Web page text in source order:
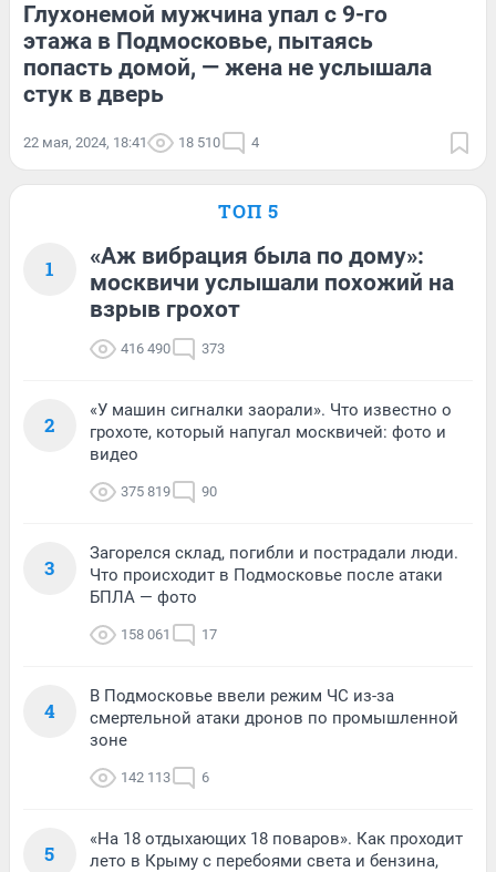
Глухонемой мужчина упал с 9-го
этажа в Подмосковье, пытаясь
попасть домой, — жена не услышала
стук в дверь
22 мая, 2024, 18:41 18 510 4
ТОП 5
1
«Аж вибрация была по дому»:
москвичи услышали похожий на
взрыв грохот
416 490 373
2
«У машин сигналки заорали». Что известно о
грохоте, который напугал москвичей: фото и
видео
375 819 90
3
Загорелся склад, погибли и пострадали люди.
Что происходит в Подмосковье после атаки
БПЛА — фото
158 061 17
4
В Подмосковье ввели режим ЧС из-за
смертельной атаки дронов по промышленной
зоне
142 113 6
5
«На 18 отдыхающих 18 поваров». Как проходит
лето в Крыму с перебоями света и бензина,